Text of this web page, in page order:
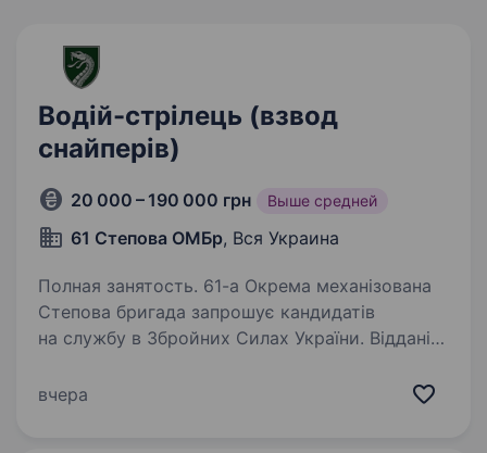
Водій-стрілець (взвод
снайперів)
20 000 – 190 000 грн Выше средней
61 Степова ОМБр, Вся Украина
Полная занятость. 61-а Окрема механізована
Степова бригада запрошує кандидатів
на службу в Збройних Силах України. Віддані
пройшла бойове загартування на різних
вчера